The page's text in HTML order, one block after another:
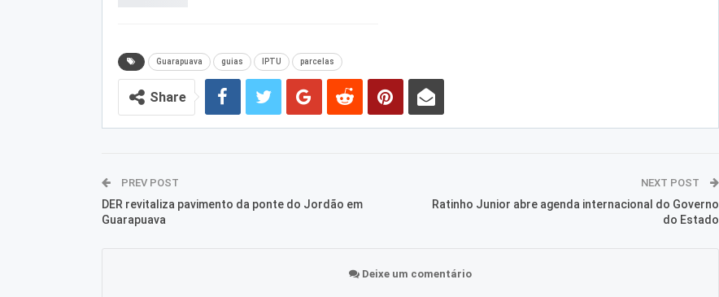
Guarapuava guias IPTU parcelas
Share
PREV POST
DER revitaliza pavimento da ponte do Jordão em
Guarapuava
NEXT POST
Ratinho Junior abre agenda internacional do Governo
do Estado
Deixe um comentário